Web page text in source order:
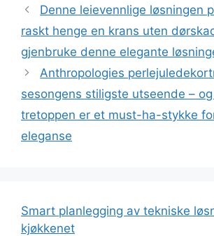
Denne leievennlige løsningen
raskt henge en krans uten
gjenbruke denne elegante
Anthropologies
sesongens stiligste utseende –
tretoppen er et must-ha-stykke
eleganse
Smart planlegging av tekniske
kjøkkenet